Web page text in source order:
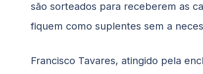
são sorteados para receberem as
fiquem como suplentes sem a
Francisco Tavares, atingido pela